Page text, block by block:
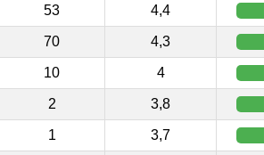
53 4,4
70 4,3
10 4
2 3,8
1 3,7